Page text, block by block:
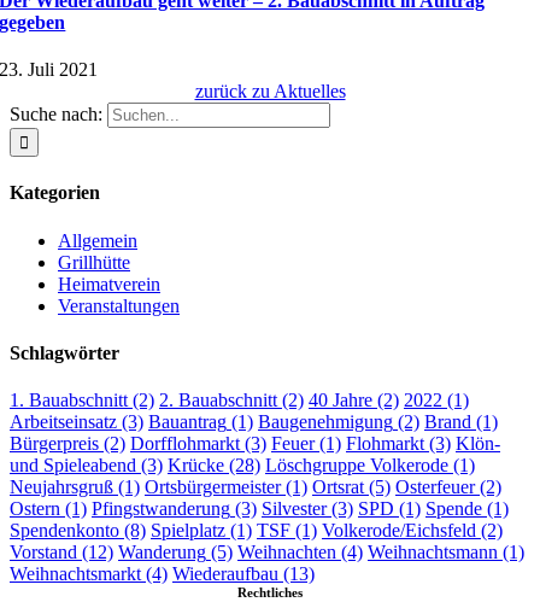
gegeben
23. Juli 2021
zurück zu Aktuelles
Suche nach:
Kategorien
Allgemein
Grillhütte
Heimatverein
Veranstaltungen
Schlagwörter
1. Bauabschnitt (2) 2. Bauabschnitt (2) 40 Jahre (2) 2022 (1)
Arbeitseinsatz (3) Bauantrag (1) Baugenehmigung (2) Brand (1)
Bürgerpreis (2) Dorfflohmarkt (3) Feuer(1) Flohmarkt (3) Klön-
und Spieleabend (3) Krücke (28) Löschgruppe Volkerode (1)
Neujahrsgruß (1) Ortsbürgermeister(1) Ortsrat (5) Osterfeuer(2)
Ostern (1) Pfingstwanderung (3) Silvester(3) SPD (1) Spende (1)
Spendenkonto (8) Spielplatz (1) TSF (1) Volkerode/Eichsfeld (2)
Vorstand (12) Wanderung (5) Weihnachten (4) Weihnachtsmann (1)
Weihnachtsmarkt (4) Wiederaufbau (13)
Rechtliches